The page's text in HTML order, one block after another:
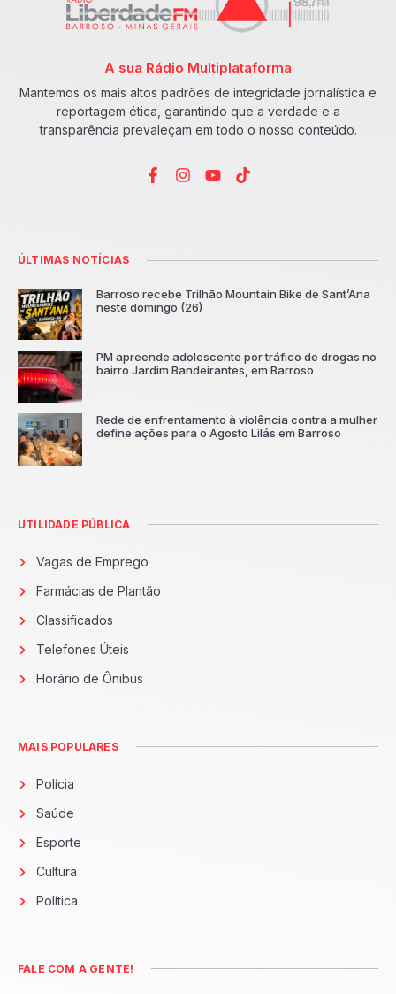
A sua Rádio Multiplataforma
Mantemos os mais altos padrões de integridade jornalística e
reportagem ética, garantindo que a verdade e a
transparência prevaleçam em todo o nosso conteúdo.
ÚLTIMAS NOTÍCIAS
Barroso recebe Trilhão Mountain Bike de Sant’Ana
neste domingo (26)
PM apreende adolescente por tráfico de drogas no
bairro Jardim Bandeirantes, em Barroso
Rede de enfrentamento à violência contra a mulher
define ações para o Agosto Lilás em Barroso
UTILIDADE PÚBLICA
Vagas de Emprego
Farmácias de Plantão
Classificados
Telefones Úteis
Horário de Ônibus
MAIS POPULARES
Polícia
Saúde
Esporte
Cultura
Política
FALE COM A GENTE!